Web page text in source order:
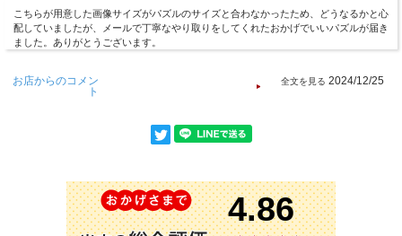
こちらが用意した画像サイズがパズルのサイズと合わなかったため、どうなるかと心
配していましたが、メールで丁寧なやり取りをしてくれたおかげでいいパズルが届き
ました。ありがとうございます。
お店からのコメン
ト
2024/12/25